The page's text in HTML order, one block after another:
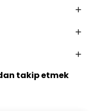
takip etmek